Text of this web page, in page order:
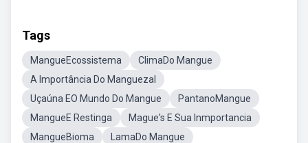
Tags
MangueEcossistema
ClimaDo Mangue
A Importância Do Manguezal
Uçaúna EO Mundo Do Mangue
PantanoMangue
MangueE Restinga
Mague's E Sua Inmportancia
MangueBioma
LamaDo Mangue